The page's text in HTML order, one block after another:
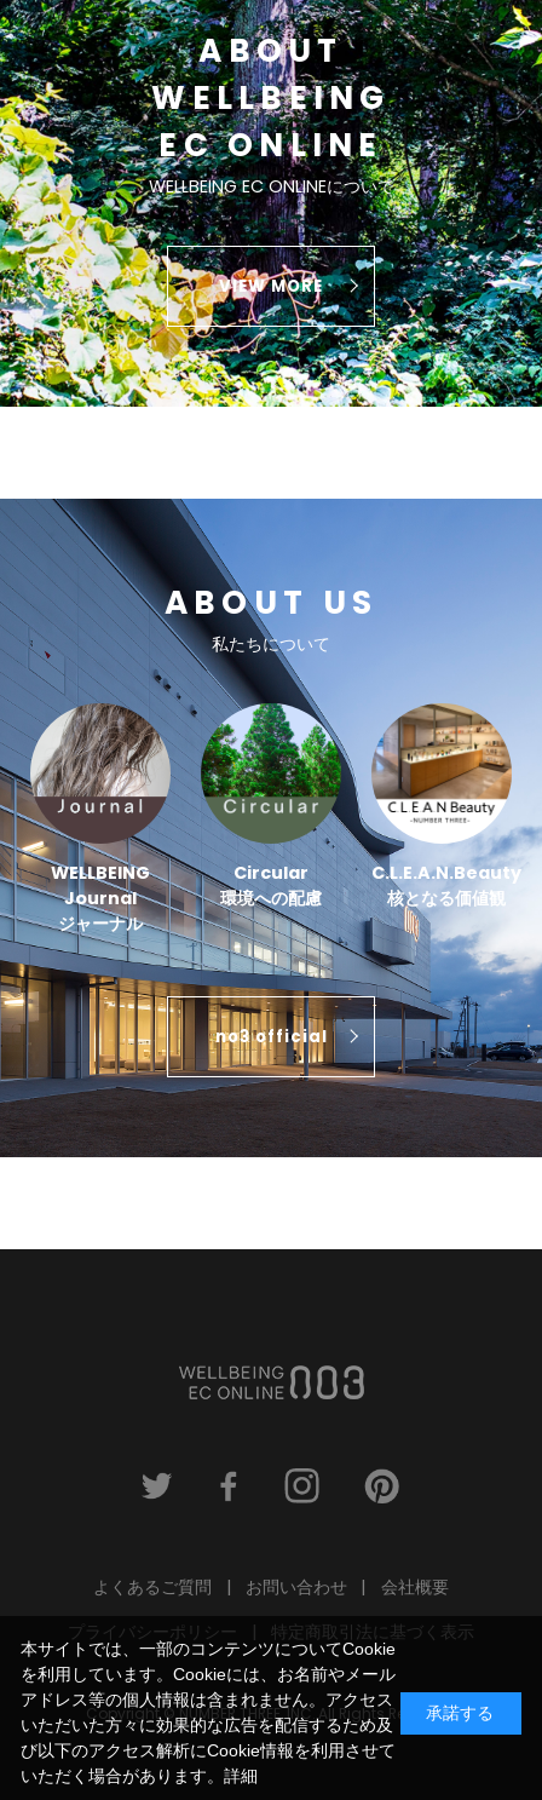
ABOUT
WELLBEING
EC ONLINE
WELLBEING EC ONLINEについて
VIEW MORE
ABOUT US
私たちについて
WELLBEING
Journal
ジャーナル
Circular
環境への配慮
C.L.E.A.N.Beauty
核となる価値観
no3 official
よくあるご質問 お問い合わせ
会社概要
プライバシーポリシー
特定商取引法に基づく表示
Copyright © NUMBER THREE, INC. All Rights Reserved.
本サイトでは、一部のコンテンツについてCookie
を利用しています。Cookieには、お名前やメール
アドレス等の個人情報は含まれません。アクセス
いただいた方々に効果的な広告を配信するため及
び以下のアクセス解析にCookie情報を利用させて
いただく場合があります。 詳細
承諾する